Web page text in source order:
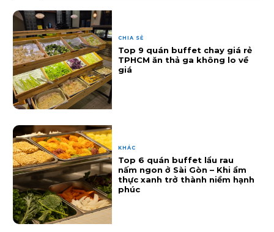
CHIA SẺ
Top 9 quán buffet chay giá rẻ
TPHCM ăn thả ga không lo về
giá
KHÁC
Top 6 quán buffet lẩu rau
nấm ngon ở Sài Gòn – Khi ẩm
thực xanh trở thành niềm hạnh
phúc